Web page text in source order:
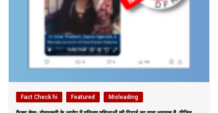
Fact Check hi Featured Misleading